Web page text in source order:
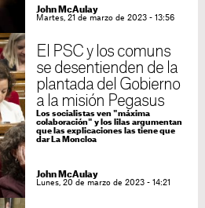
John McAulay
Martes, 21 de marzo de 2023 - 13:56
El PSC y los comuns
se desentienden de la
plantada del Gobierno
a la misión Pegasus
Los socialistas ven "máxima
colaboración" y los lilas argumentan
que las explicaciones las tiene que
dar La Moncloa
John McAulay
Lunes, 20 de marzo de 2023 - 14:21